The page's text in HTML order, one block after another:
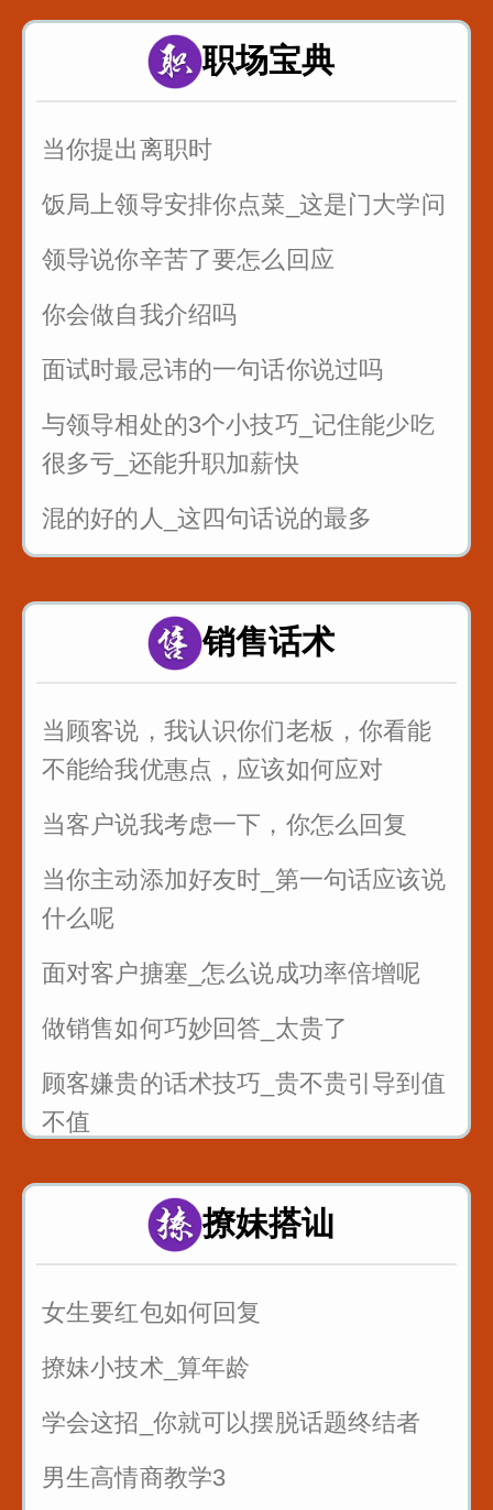
前后音zcszhchshr
4_舌面音jqx_漆匠和锡匠
职场宝典
当你提出离职时
饭局上领导安排你点菜_这是门大学问
领导说你辛苦了要怎么回应
你会做自我介绍吗
面试时最忌讳的一句话你说过吗
与领导相处的3个小技巧_记住能少吃
很多亏_还能升职加薪快
混的好的人_这四句话说的最多
答提高通过率
职场处处都是坑_要学会听弦外之音_
公司年会如何发言_为你们准备好了
销售话术
当顾客说，我认识你们老板，你看能
不能给我优惠点，应该如何应对
当客户说我考虑一下，你怎么回复
当你主动添加好友时_第一句话应该说
什么呢
面对客户搪塞_怎么说成功率倍增呢
做销售如何巧妙回答_太贵了
顾客嫌贵的话术技巧_贵不贵引导到值
不值
销售的时候懂得尊重客户_一句话就可
以留人留心
7句黄金口诀教你抓住客户的心
销售很厉害的一招反问
遇到只问不买的客户怎么聊
撩妹搭讪
女生要红包如何回复
撩妹小技术_算年龄
学会这招_你就可以摆脱话题终结者
男生高情商教学3